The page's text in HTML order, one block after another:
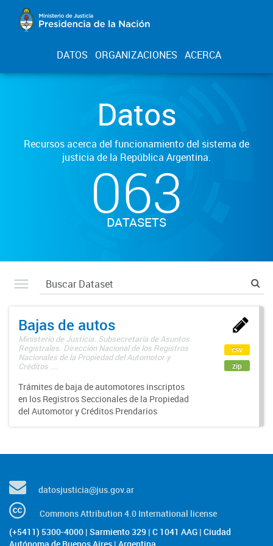
DATOS ORGANIZACIONES ACERCA
Datos
Recursos acerca del funcionamiento del sistema de
justicia de la República Argentina.
063
DATASETS
Bajas de autos
Ministerio de Justicia. Subsecretaría de Asuntos
Registrales. Dirección Nacional de los Registros
Nacionales de la Propiedad del Automotor y
Créditos ...
Trámites de baja de automotores inscriptos
en los Registros Seccionales de la Propiedad
del Automotor y Créditos Prendarios
csv
zip
datosjusticia@jus.gov.ar
Commons Attribution 4.0 International license
(+5411) 5300-4000 | Sarmiento 329 | C 1041 AAG | Ciudad